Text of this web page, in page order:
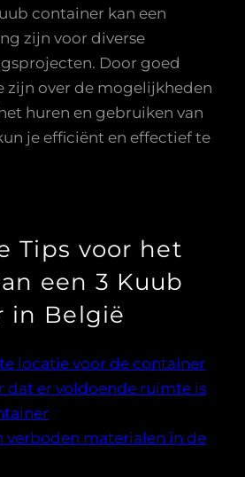
container kan een
zijn voor diverse
Door goed
zijn over de mogelijkheden
huren en gebruiken van
je efficiënt en effectief te
Tips voor het
een 3 Kuub
in België
locatie voor de container
dat er voldoende ruimte is
verboden materialen in de